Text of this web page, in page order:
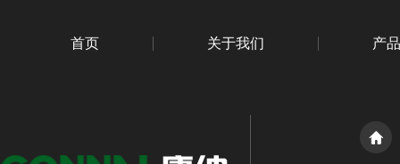
首页 关于我们 产